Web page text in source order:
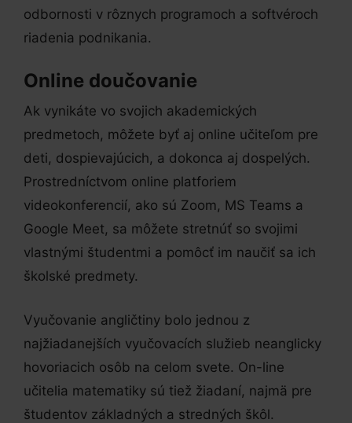
odbornosti v rôznych programoch a softvéroch
riadenia podnikania.
Online doučovanie
Ak vynikáte vo svojich akademických
predmetoch, môžete byť aj online učiteľom pre
deti, dospievajúcich, a dokonca aj dospelých.
Prostredníctvom online platforiem
videokonferencií, ako sú Zoom, MS Teams a
Google Meet, sa môžete stretnúť so svojimi
vlastnými študentmi a pomôcť im naučiť sa ich
školské predmety.
Vyučovanie angličtiny bolo jednou z
najžiadanejších vyučovacích služieb neanglicky
hovoriacich osôb na celom svete. On-line
učitelia matematiky sú tiež žiadaní, najmä pre
študentov základných a stredných škôl.